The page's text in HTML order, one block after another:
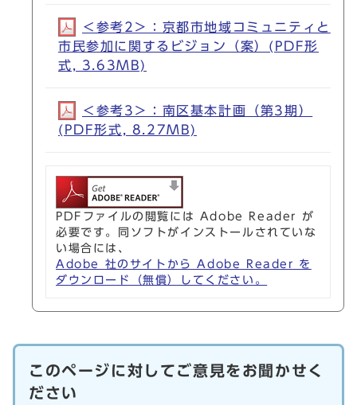
＜参考2＞：京都市地域コミュニティと
市民参加に関するビジョン（案）(PDF形
式, 3.63MB)
＜参考3＞：南区基本計画（第3期）
(PDF形式, 8.27MB)
PDFファイルの閲覧には Adobe Reader が
必要です。同ソフトがインストールされていな
い場合には、
Adobe 社のサイトから Adobe Reader を
ダウンロード（無償）してください。
このページに対してご意見をお聞かせく
ださい